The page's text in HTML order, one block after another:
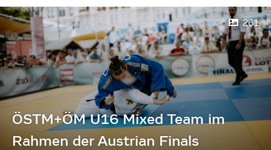
261
ÖSTM+ÖM U16 Mixed Team im
Rahmen der Austrian Finals